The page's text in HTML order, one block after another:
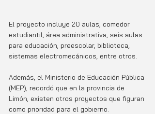
El proyecto incluye 20 aulas, comedor
estudiantil, área administrativa, seis aulas
para educación, preescolar, biblioteca,
sistemas electromecánicos, entre otros.
Además, el Ministerio de Educación Pública
(MEP), recordó que en la provincia de
Limón, existen otros proyectos que figuran
como prioridad para el gobierno.